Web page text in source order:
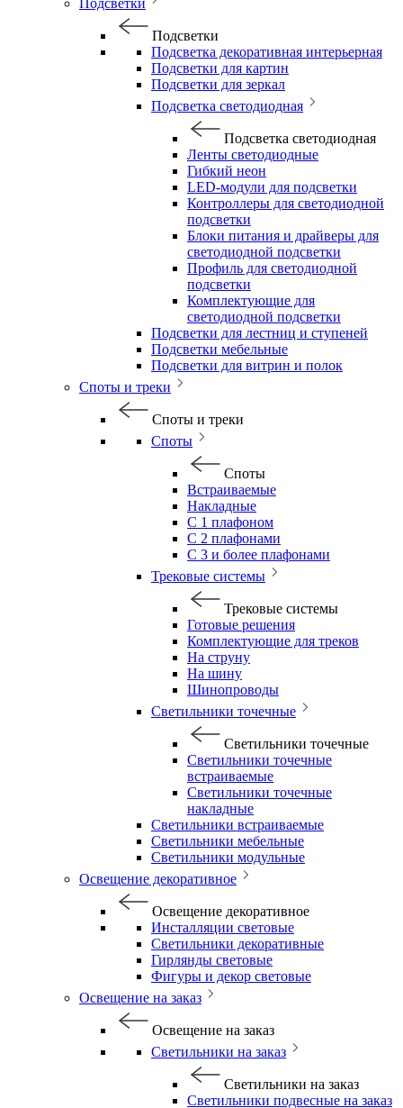
Подсветки
Подсветки
Подсветка декоративная интерьерная
Подсветки для картин
Подсветки для зеркал
Подсветка светодиодная
Подсветка светодиодная
Ленты светодиодные
Гибкий неон
LED-модули для подсветки
Контроллеры для светодиодной
подсветки
Блоки питания и драйверы для
светодиодной подсветки
Профиль для светодиодной
подсветки
Комплектующие для
светодиодной подсветки
Подсветки для лестниц и ступеней
Подсветки мебельные
Подсветки для витрин и полок
Споты и треки
Споты и треки
Споты
Споты
Встраиваемые
Накладные
С 1 плафоном
С 2 плафонами
С 3 и более плафонами
Трековые системы
Трековые системы
Готовые решения
Комплектующие для треков
На струну
На шину
Шинопроводы
Светильники точечные
Светильники точечные
Светильники точечные
встраиваемые
Светильники точечные
накладные
Светильники встраиваемые
Светильники мебельные
Светильники модульные
Освещение декоративное
Освещение декоративное
Инсталляции световые
Светильники декоративные
Гирлянды световые
Фигуры и декор световые
Освещение на заказ
Освещение на заказ
Светильники на заказ
Светильники на заказ
Светильники подвесные на заказ